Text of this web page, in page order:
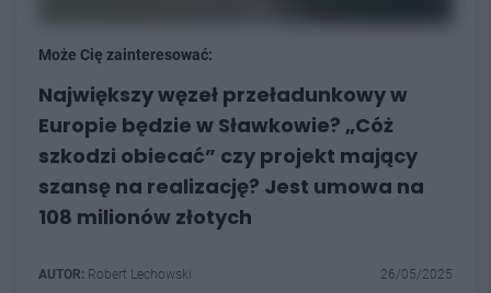
Może Cię zainteresować:
Największy węzeł przeładunkowy w
Europie będzie w Sławkowie? „Cóż
szkodzi obiecać” czy projekt mający
szansę na realizację? Jest umowa na
108 milionów złotych
AUTOR: Robert Lechowski 26/05/2025